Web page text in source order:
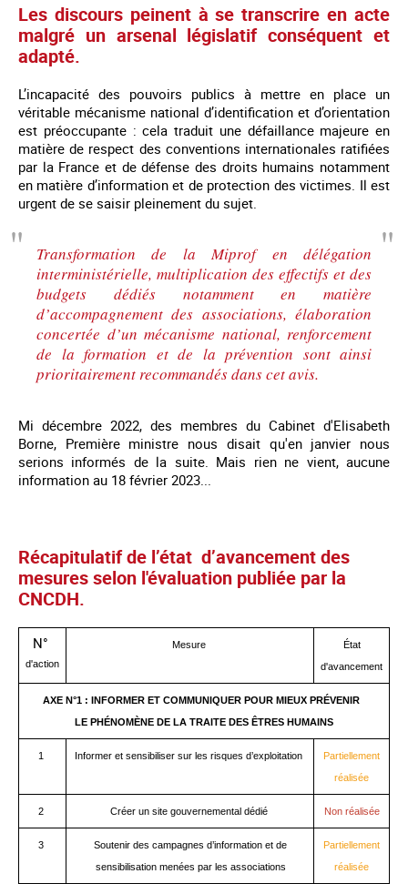
Les discours peinent à se transcrire en acte
malgré un arsenal législatif conséquent et
adapté.
L’incapacité des pouvoirs publics à mettre en place un
véritable mécanisme national d’identification et d’orientation
est préoccupante : cela traduit une défaillance majeure en
matière de respect des conventions internationales ratifiées
par la France et de défense des droits humains notamment
en matière d’information et de protection des victimes. Il est
urgent de se saisir pleinement du sujet.
Transformation de la Miprof en délégation
interministérielle, multiplication des effectifs et des
budgets dédiés notamment en matière
d’accompagnement des associations, élaboration
concertée d’un mécanisme national, renforcement
de la formation et de la prévention sont ainsi
prioritairement recommandés dans cet avis.
Mi décembre 2022, des membres du Cabinet d'Elisabeth
Borne, Première ministre nous disait qu'en janvier nous
serions informés de la suite. Mais rien ne vient, aucune
information au 18 février 2023...
Récapitulatif de l’état d’avancement des
mesures selon l'évaluation publiée par la
CNCDH.
N°
d'action
Mesure État
d'avancement
AXE N°1 : INFORMER ET COMMUNIQUER POUR MIEUX PRÉVENIR
LE PHÉNOMÈNE DE LA TRAITE DES ÊTRES HUMAINS
1 Informer et sensibiliser sur les risques d’exploitation
Partiellement
réalisée
2 Créer un site gouvernemental dédié Non réalisée
3
Soutenir des campagnes d’information et de
sensibilisation menées par les associations
Partiellement
réalisée